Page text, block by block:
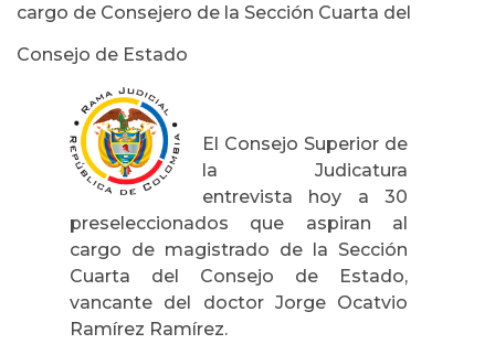
cargo de Consejero de la Sección Cuarta del
Consejo de Estado
El Consejo Superior de
la Judicatura
entrevista hoy a 30
preseleccionados que aspiran al
cargo de magistrado de la Sección
Cuarta del Consejo de Estado,
vancante del doctor Jorge Ocatvio
Ramírez Ramírez.